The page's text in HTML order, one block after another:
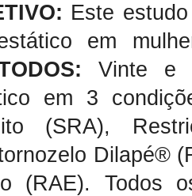
Este
em
Vinte e
em 3
(SRA),
Dilapé®
(RAE). Todos